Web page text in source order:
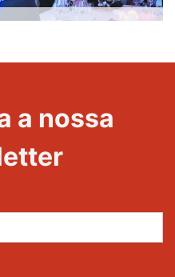
a nossa